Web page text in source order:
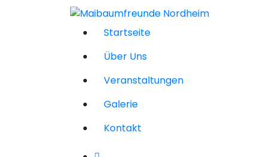
Startseite
Über Uns
Veranstaltungen
Galerie
Kontakt